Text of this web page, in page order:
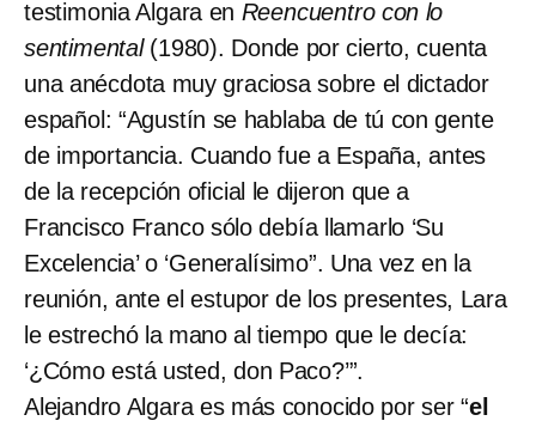
testimonia Algara en Reencuentro con lo
sentimental(1980). Donde por cierto, cuenta
una anécdota muy graciosa sobre el dictador
español: “Agustín se hablaba de tú con gente
de importancia. Cuando fue a España, antes
de la recepción oficial le dijeron que a
Francisco Franco sólo debía llamarlo ‘Su
Excelencia’ o ‘Generalísimo”. Una vez en la
reunión, ante el estupor de los presentes, Lara
le estrechó la mano al tiempo que le decía:
‘¿Cómo está usted, don Paco?’”.
Alejandro Algara es más conocido por ser “el